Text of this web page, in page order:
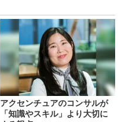
アクセンチュアのコンサルが
「知識やスキル」より大切に